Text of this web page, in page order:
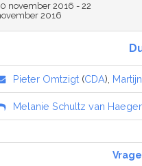
november 2016 - 22
2016
Pieter Omtzigt (CDA),
Melanie Schultz van